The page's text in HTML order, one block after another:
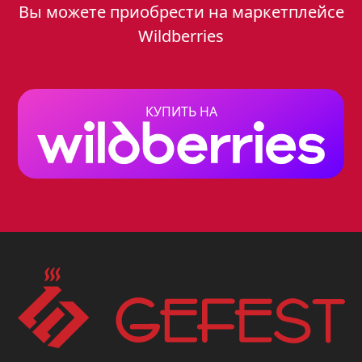
эмалированная сталь
Объем духовки: 52 л
Тип управления: электронное
Благодаря своему классическому
дизайну и белому цвету, плита Gefest
интерьер вашей кухни.
Варочная поверхность: комфорт и
удобство
Варочная поверхность плиты Gefest
Вы можете приобрести на маркетплейсе
Wildberries
КУПИТЬ НА